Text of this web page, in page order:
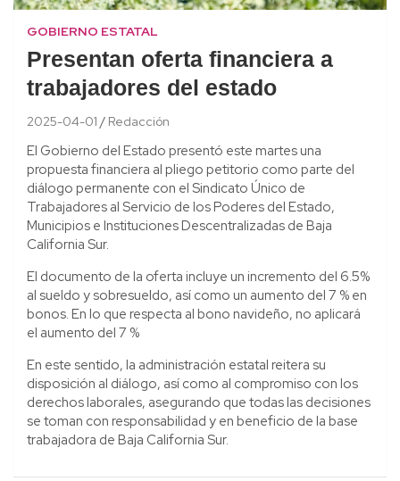
GOBIERNO ESTATAL
Presentan oferta financiera a
trabajadores del estado
2025-04-01 Redacción
El Gobierno del Estado presentó este martes una
propuesta financiera al pliego petitorio como parte del
diálogo permanente con el Sindicato Único de
Trabajadores al Servicio de los Poderes del Estado,
Municipios e Instituciones Descentralizadas de Baja
California Sur.
El documento de la oferta incluye un incremento del 6.5%
al sueldo y sobresueldo, así como un aumento del 7 % en
bonos. En lo que respecta al bono navideño, no aplicará
el aumento del 7 %
En este sentido, la administración estatal reitera su
disposición al diálogo, así como al compromiso con los
derechos laborales, asegurando que todas las decisiones
se toman con responsabilidad y en beneficio de la base
trabajadora de Baja California Sur.